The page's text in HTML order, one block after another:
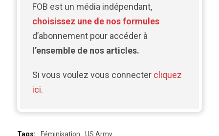
FOB est un média indépendant,
choisissez une de nos formules
d’abonnement pour accéder à
l’ensemble de nos articles.
Si vous voulez vous connecter cliquez
ici.
Tags: Féminisation US Army